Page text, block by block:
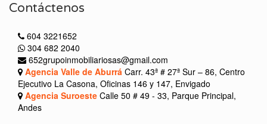
Contáctenos
604 3221652
304 682 2040
652grupoinmobiliariosas@gmail.com
Agencia Valle de Aburrá Carr. 43ª # 27ª Sur – 86, Centro
Ejecutivo La Casona, Oficinas 146 y 147, Envigado
Agencia Suroeste Calle 50 # 49 - 33, Parque Principal,
Andes